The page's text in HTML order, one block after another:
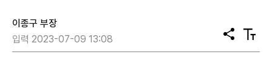
이종구 부장
입력 2023-07-09 13:08
공
유
텍
스